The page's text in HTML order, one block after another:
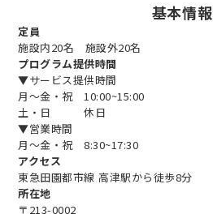
基本情報
定員
施設内20名 施設外20名
プログラム提供時間
▼サービス提供時間
月～金・祝 10:00~15:00
土・日 休日
▼営業時間
月～金・祝 8:30~17:30
アクセス
東急田園都市線 高津駅から徒歩8分
所在地
〒213-0002